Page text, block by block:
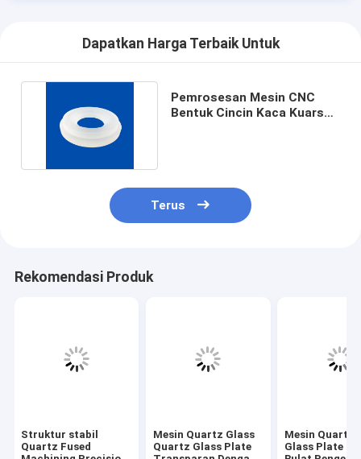
Dapatkan Harga Terbaik Untuk
Pemrosesan Mesin CNC
Bentuk Cincin Kaca Kuarsa
Terus
Rekomendasi Produk
Struktur stabil
Quartz Fused
Mesin Quartz Glass
Quartz Glass Plate
Mesin Quartz
Glass Plate